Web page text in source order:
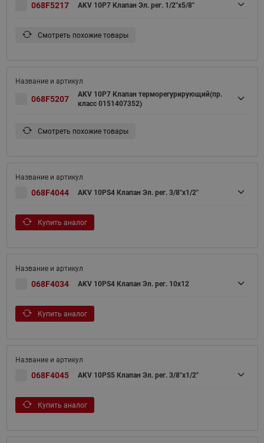
068F5217 AKV 10P7 Клапан Эл. рег. 1/2"х5/8"
Смотреть похожие товары
068F5207
AKV 10P7 Клапан терморегурирующий(пр.
класс 0151407352)
Смотреть похожие товары
068F4044 AKV 10PS4 Клапан Эл. рег. 3/8"х1/2"
Купить аналог
068F4034 AKV 10PS4 Клапан Эл. рег. 10x12
Купить аналог
068F4045 AKV 10PS5 Клапан Эл. рег. 3/8"х1/2"
Купить аналог